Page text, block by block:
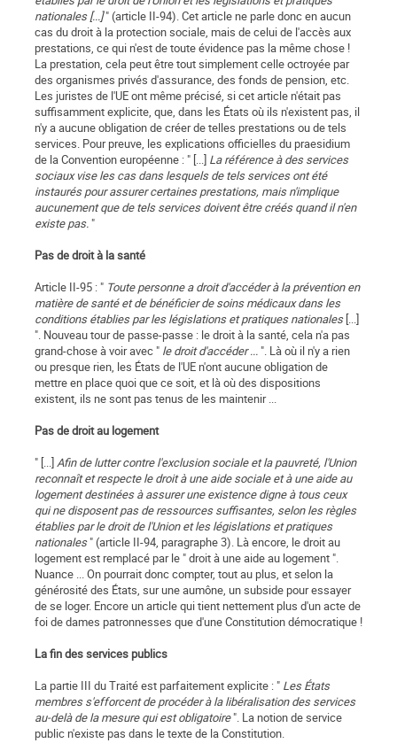
nationales [...]" (article II-94). Cet article ne parle donc en aucun
cas du droit à la protection sociale, mais de celui de l'accès aux
prestations, ce qui n'est de toute évidence pas la même chose !
La prestation, cela peut être tout simplement celle octroyée par
des organismes privés d'assurance, des fonds de pension, etc.
Les juristes de l'UE ont même précisé, si cet article n'était pas
suffisamment explicite, que, dans les États où ils n'existent pas, il
n'y a aucune obligation de créer de telles prestations ou de tels
services. Pour preuve, les explications officielles du praesidium
de la Convention européenne : " [...] La référence à des services
sociaux vise les cas dans lesquels de tels services ont été
instaurés pour assurer certaines prestations, mais n'implique
aucunement que de tels services doivent être créés quand il n'en
existe pas."
Pas de droit à la santé
Article II-95 : " Toute personne a droit d'accéder à la prévention en
matière de santé et de bénéficier de soins médicaux dans les
conditions établies par les législations et pratiques nationales[...]
". Nouveau tour de passe-passe : le droit à la santé, cela n'a pas
grand-chose à voir avec " le droit d'accéder ...". Là où il n'y a rien
ou presque rien, les États de l'UE n'ont aucune obligation de
mettre en place quoi que ce soit, et là où des dispositions
existent, ils ne sont pas tenus de les maintenir ...
Pas de droit au logement
" [...]Afin de lutter contre l'exclusion sociale et la pauvreté, l'Union
reconnaît et respecte le droit à une aide sociale et à une aide au
logement destinées à assurer une existence digne à tous ceux
qui ne disposent pas de ressources suffisantes, selon les règles
établies par le droit de l'Union et les législations et pratiques
nationales" (article II-94, paragraphe 3). Là encore, le droit au
logement est remplacé par le " droit à une aide au logement ".
Nuance ... On pourrait donc compter, tout au plus, et selon la
générosité des États, sur une aumône, un subside pour essayer
de se loger. Encore un article qui tient nettement plus d'un acte de
foi de dames patronnesses que d'une Constitution démocratique !
La fin des services publics
La partie III du Traité est parfaitement explicite : " Les États
membres s'efforcent de procéder à la libéralisation des services
au-delà de la mesure qui est obligatoire". La notion de service
public n'existe pas dans le texte de la Constitution.